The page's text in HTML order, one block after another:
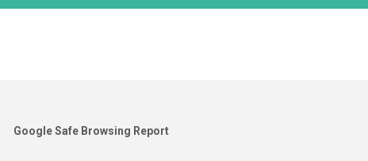
Google Safe Browsing Report